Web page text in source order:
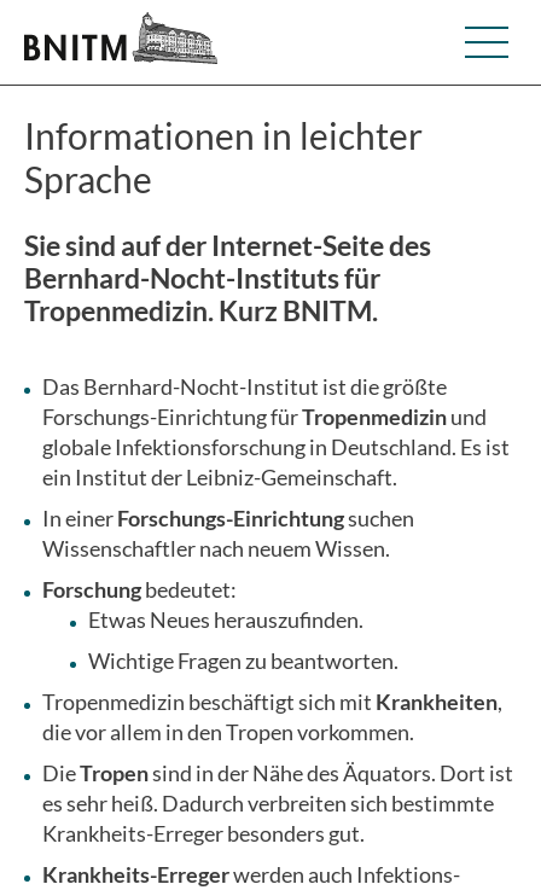
Informationen in leichter
Sprache
Sie sind auf der Internet-Seite des
Bernhard-Nocht-Instituts für
Tropenmedizin. Kurz BNITM.
Das Bernhard-Nocht-Institut ist die größte
Forschungs-Einrichtung fürTropenmedizinund
globale Infektionsforschung in Deutschland. Es ist
ein Institut der Leibniz-Gemeinschaft.
In einerForschungs-Einrichtungsuchen
Wissenschaftler nach neuem Wissen.
Forschungbedeutet:
Etwas Neues herauszufinden.
Wichtige Fragen zu beantworten.
Tropenmedizin beschäftigt sich mit Krankheiten,
die vor allem in den Tropen vorkommen.
DieTropensind in der Nähe des Äquators. Dort ist
es sehr heiß. Dadurch verbreiten sich bestimmte
Krankheits-Erreger besonders gut.
Krankheits-Erregerwerden auch Infektions-